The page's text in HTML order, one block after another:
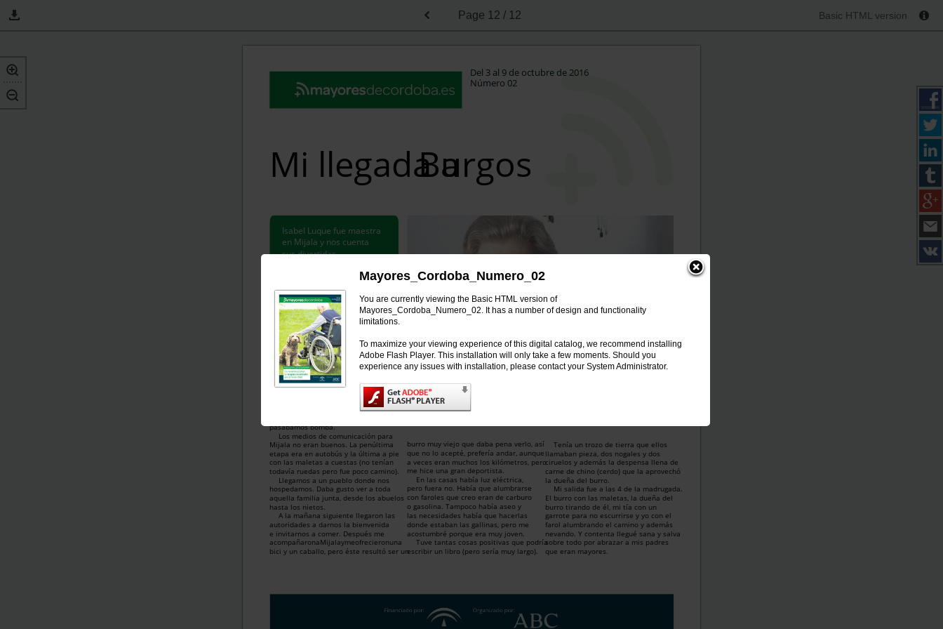
Mayores_Cordoba_Numero_02
You are currently viewing the Basic HTML version of
Mayores_Cordoba_Numero_02. It has a number of design and functionality
limitations.
To maximize your viewing experience of this digital catalog, we recommend installing
Adobe Flash Player. This installation will only take a few moments. Should you
experience any issues with installation, please contact your System Administrator.
Page 12 / 12 Basic HTML version
Del 3 al 9 de octubre de 2016
Número 02
ISABEL LUQUE ESPEJO
Residencia Nuestra Señora
de los Dolores de Córdoba
Me llamo Isabel y he trabajado en la
enseñanza durante 36 años y medio.
El primer pueblo fue provisional, en
nuestra provincia, pero el segundo, en
Mijala (Burgos). Allí es donde tuve más
experiencias, pues las costumbres eran
distintas, pero la gente buena y muy
generosa y además me acompañaba
pasábamos bomba.
Los medios de comunicación para
Mijala no eran buenos. La penúltima
etapa era en autobús y la última a pie
con las maletas a cuestas (no tenían
todavía ruedas pero fue poco camino).
Llegamos a un pueblo donde nos
hospedamos. Daba gusto ver a toda
aquella familia junta, desde los abuelos
hasta los nietos.
A la mañana siguiente llegaron las
autoridades a darnos la bienvenida
e invitarnos a comer. Después me
acompañaronaMijalaymeofrecieronuna
bici y un caballo, pero éste resultó ser un
burro muy viejo que daba pena verlo, así
que no lo acepté, prefería andar, aunque
a veces eran muchos los kilómetros, pero
me hice una gran deportista.
En las casas había luz eléctrica,
pero fuera no. Había que alumbrarse
con faroles que creo eran de carburo
o gasolina. Tampoco había aseo y
las necesidades había que hacerlas
donde estaban las gallinas, pero me
acostumbré porque era muy joven.
Tuve tantas cosas positivas que podría
escribir un libro (pero sería muy largo).
Tenía un trozo de tierra que ellos
llamaban pieza, dos nogales y dos
ciruelos y además la despensa llena de
carne de chino (cerdo) que la aprovechó
la dueña del burro.
Mi salida fue a las 4 de la madrugada.
El burro con las maletas, la dueña del
burro tirando de él, mi tía con un
garrote para no escurrirse y yo con el
farol alumbrando el camino y además
nevando. Y contenta llegué sana y salva
sobre todo por abrazar a mis padres
que eran mayores.
Isabel Luque Espejo
Mi llegada aBurgos
Isabel Luque fue maestra
en Mijala y nos cuenta
susdivertidas